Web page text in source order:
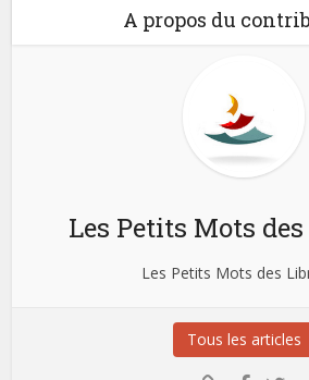
A propos du
Les Petits Mots
Les Petits Mots des
Tous les articles